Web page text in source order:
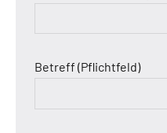
Betreff (Pflichtfeld)